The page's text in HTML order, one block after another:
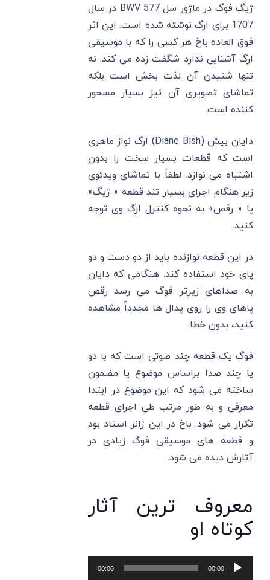
ژیگ فوگ در ماژور سل BWV 577 در سال
1707 برای ارگ نوشته شده است. این اثر
فوق العاده باخ هر کسی را که با موسیقی
ارگ آشنایی ندارد شگفت زده می کند. نه
تنها شنیدن آن لذت بخش است بلکه
تماشای تصویری آن نیز بسیار مسحور
کننده است.
دایان بیش (Diane Bish) ارگ نواز ماهری
است که قطعات بسیار سخت را بدون
اشتباه می نوازد. لطفاً با تماشای ویدئوی
زیر هنگام اجرای بسیار تند قطعه « ژیگ»
یا « رقص» به نحوه کنترل ارگ وی توجه
کنید.
در این قطعه نوازنده باید از دو دست و دو
پای خود استفاده کند. هنگامی که دایان
به صداهای زیرتر فوگ می رسد رقص
پاهای وی را روی پدال ها مجدداً مشاهده
کنید، بدون خطا.
فوگ یک قطعه چند صوتی است که با دو
یا چند صدا براساس موضوع یا مضمون
ساخته می شود که این موضوع در ابتدا
معرفی و به طور مرتب طی اجرای قطعه
تکرار می شود. باخ در این ژانر استاد بود
و قطعه های موسیقی فوگ زیادی در
آثارش دیده می شود.
معروف ترین آثار
کوتاه او
پخش‌کننده
00:00
00:00